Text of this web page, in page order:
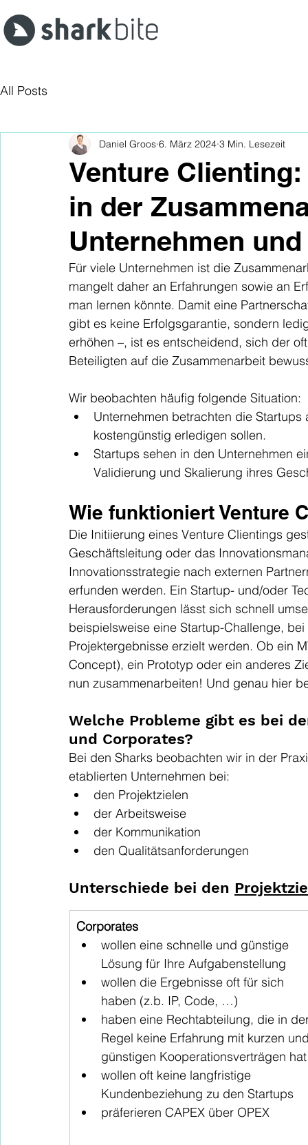
All Posts
Venture
in der
Unternehmen
Daniel Groos 6. März 2024 3 Min. Lesezeit
Für viele Unternehmen ist die
mangelt daher an Erfahrungen sowie an
man lernen könnte. Damit eine
gibt es keine Erfolgsgarantie, sondern
erhöhen –, ist es entscheidend, sich der
Beteiligten auf die Zusammenarbeit
Wir beobachten häufig folgende Situation:
Unternehmen betrachten die
kostengünstig erledigen sollen.
Startups sehen in den Unternehmen
Validierung und Skalierung ihres
Wie funktioniert Venture
Die Initiierung eines Venture Clientings
Geschäftsleitung oder das
Innovationsstrategie nach externen
erfunden werden. Ein Startup- und/oder
Herausforderungen lässt sich schnell
beispielsweise eine Startup-Challenge,
Projektergebnisse erzielt werden. Ob ein
Concept), ein Prototyp oder ein anderes
nun zusammenarbeiten! Und genau hier
Welche Probleme gibt es bei
und Corporates?
Bei den Sharks beobachten wir in der
etablierten Unternehmen bei:
den Projektzielen
der Arbeitsweise
der Kommunikation
den Qualitätsanforderungen
Unterschiede bei den
Corporates
wollen eine schnelle und günstige
Lösung für Ihre Aufgabenstellung
wollen die Ergebnisse oft für sich
haben (z.b. IP, Code, …)
haben eine Rechtabteilung, die in
Regel keine Erfahrung mit kurzen
günstigen Kooperationsverträgen hat
wollen oft keine langfristige
Kundenbeziehung zu den Startups
präferieren CAPEX über OPEX